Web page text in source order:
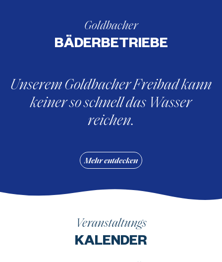
Goldbacher
BÄDERBETRIEBE
Unserem Goldbacher Freibad kann
keiner so schnell das Wasser
reichen.
Mehr entdecken
Veranstaltungs
KALENDER